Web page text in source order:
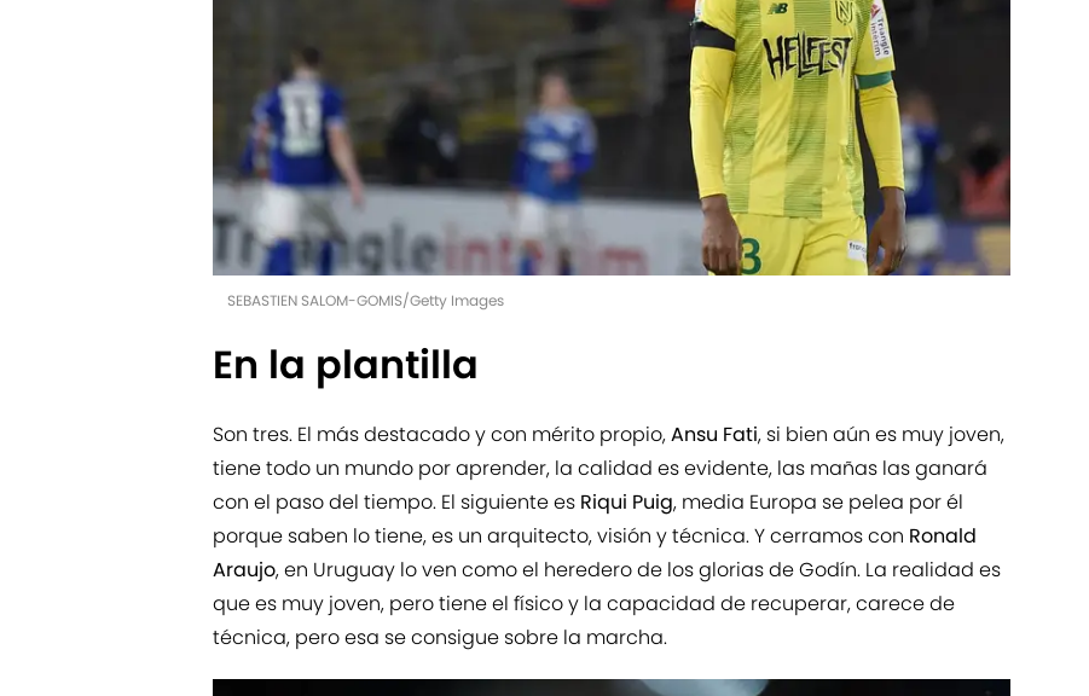
SEBASTIEN SALOM-GOMIS/Getty Images
En la plantilla
Son tres. El más destacado y con mérito propio,Ansu Fati, si bien aún es muy joven,
tiene todo un mundo por aprender, la calidad es evidente, las mañas las ganará
con el paso del tiempo. El siguiente es Riqui Puig, media Europa se pelea por él
porque saben lo tiene, es un arquitecto, visión y técnica. Y cerramos con Ronald
Araujo, en Uruguay lo ven como el heredero de los glorias de Godín. La realidad es
que es muy joven, pero tiene el físico y la capacidad de recuperar, carece de
técnica, pero esa se consigue sobre la marcha.